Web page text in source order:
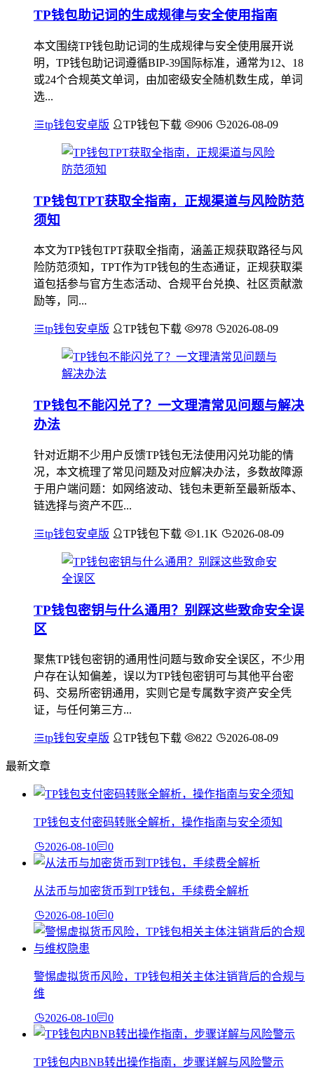
TP钱包助记词的生成规律与安全使用指南
本文围绕TP钱包助记词的生成规律与安全使用展开说
明，TP钱包助记词遵循BIP-39国际标准，通常为12、18
或24个合规英文单词，由加密级安全随机数生成，单词
选...
tp钱包安卓版 TP钱包下载 906 2026-08-09
TP钱包TPT获取全指南，正规渠道与风险防范
须知
本文为TP钱包TPT获取全指南，涵盖正规获取路径与风
险防范须知，TPT作为TP钱包的生态通证，正规获取渠
道包括参与官方生态活动、合规平台兑换、社区贡献激
励等，同...
tp钱包安卓版 TP钱包下载 978 2026-08-09
TP钱包不能闪兑了？一文理清常见问题与解决
办法
针对近期不少用户反馈TP钱包无法使用闪兑功能的情
况，本文梳理了常见问题及对应解决办法，多数故障源
于用户端问题：如网络波动、钱包未更新至最新版本、
链选择与资产不匹...
tp钱包安卓版 TP钱包下载 1.1K 2026-08-09
TP钱包密钥与什么通用？别踩这些致命安全误
区
聚焦TP钱包密钥的通用性问题与致命安全误区，不少用
户存在认知偏差，误以为TP钱包密钥可与其他平台密
码、交易所密钥通用，实则它是专属数字资产安全凭
证，与任何第三方...
tp钱包安卓版 TP钱包下载 822 2026-08-09
最新文章
TP钱包支付密码转账全解析，操作指南与安全须知
2026-08-10 0
从法币与加密货币到TP钱包，手续费全解析
2026-08-10 0
警惕虚拟货币风险，TP钱包相关主体注销背后的合规与
维
2026-08-10 0
TP钱包内BNB转出操作指南，步骤详解与风险警示